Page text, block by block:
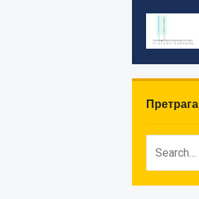
Претрага